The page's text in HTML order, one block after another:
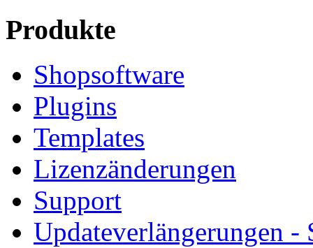
Produkte
Shopsoftware
Plugins
Templates
Lizenzänderungen
Support
Updateverlängerungen -